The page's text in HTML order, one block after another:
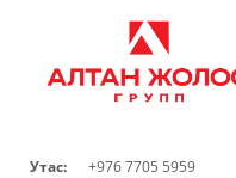
Утас: +976 7705 5959